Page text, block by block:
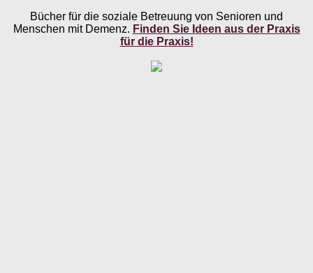
Bücher für die soziale Betreuung von Senioren und
Menschen mit Demenz. Finden Sie Ideen aus der Praxis
für die Praxis!